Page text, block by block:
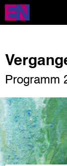
Direkt
zum
Inhalt
Programm